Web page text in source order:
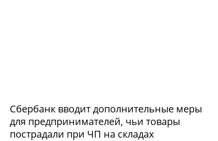
Сбербанк вводит дополнительные меры
для предпринимателей, чьи товары
пострадали при ЧП на складах